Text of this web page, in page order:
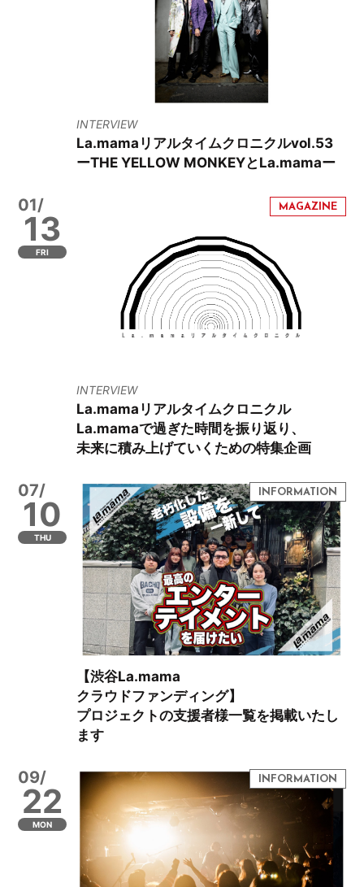
INTERVIEW
La.mamaリアルタイムクロニクルvol.53
ーTHE YELLOW MONKEYとLa.mamaー
01/
13
FRI
INTERVIEW
La.mamaリアルタイムクロニクル
La.mamaで過ぎた時間を振り返り、
未来に積み上げていくための特集企画
07/
10
THU
【渋谷La.mama
クラウドファンディング】
プロジェクトの支援者様一覧を掲載いたし
ます
09/
22
MON